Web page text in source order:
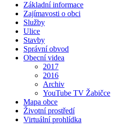
Základní informace
Zajímavosti o obci
Služby
Ulice
Stavby
Správní obvod
Obecní videa
2017
2016
Archiv
YouTube TV Žabičce
Mapa obce
Životní prostředí
Virtuální prohlídka